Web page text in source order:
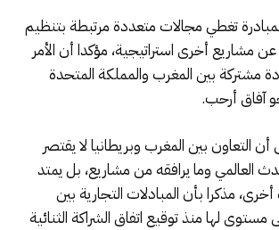
تغطي مجالات متعددة مرتبطة بتنظيم
مشاريع أخرى استراتيجية، مؤكدا أن الأمر
مشتركة بين المغرب والمملكة المتحدة
آفاق أرحب.
التعاون بين المغرب وبريطانيا لا يقتصر
العالمي وما يرافقه من مشاريع، بل يمتد
مذكرا بأن المبادلات التجارية بين
لها منذ توقيع اتفاق الشراكة الثنائية